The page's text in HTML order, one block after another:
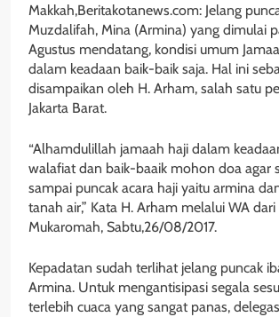
Makkah,Beritakotanews.com: Jelang
Muzdalifah, Mina (Armina) yang dimulai
Agustus mendatang, kondisi umum
dalam keadaan baik-baik saja. Hal ini
disampaikan oleh H. Arham, salah satu
Jakarta Barat.
“Alhamdulillah jamaah haji dalam
walafiat dan baik-baaik mohon doa agar
sampai puncak acara haji yaitu armina
tanah air,” Kata H. Arham melalui WA
Mukaromah, Sabtu,26/08/2017.
Kepadatan sudah terlihat jelang puncak
Armina. Untuk mengantisipasi segala
terlebih cuaca yang sangat panas,